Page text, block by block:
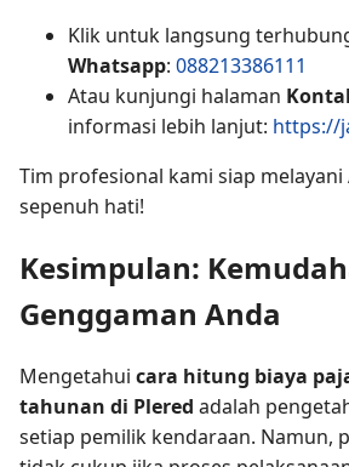
Klik untuk langsung
Whatsapp: 088213386111
Atau kunjungi halaman
informasi lebih lanjut: https://
Tim profesional kami siap melayani
sepenuh hati!
Kesimpulan:
Genggaman Anda
Mengetahui cara hitung biaya
tahunan di Plered adalah
setiap pemilik kendaraan. Namun,